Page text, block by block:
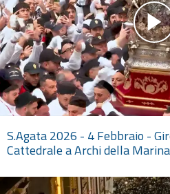
S.Agata 2026 - 4 Febbraio - Giro Esterno: Dalla
Cattedrale a Archi della Marina